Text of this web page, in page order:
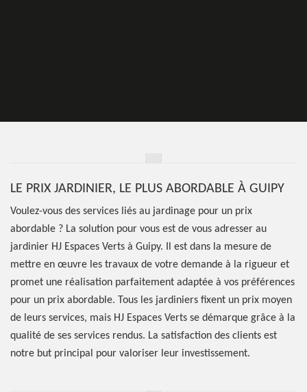
LE PRIX JARDINIER, LE PLUS ABORDABLE À GUIPY
Voulez-vous des services liés au jardinage pour un prix
abordable ? La solution pour vous est de vous adresser au
jardinier HJ Espaces Verts à Guipy. Il est dans la mesure de
mettre en œuvre les travaux de votre demande à la rigueur et
promet une réalisation parfaitement adaptée à vos préférences
pour un prix abordable. Tous les jardiniers fixent un prix moyen
de leurs services, mais HJ Espaces Verts se démarque grâce à la
qualité de ses services rendus. La satisfaction des clients est
notre but principal pour valoriser leur investissement.